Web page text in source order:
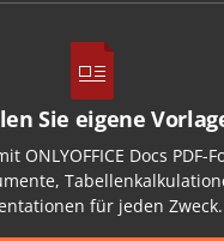
Sie eigene
ONLYOFFICE Docs PDF-
für jeden Zweck.